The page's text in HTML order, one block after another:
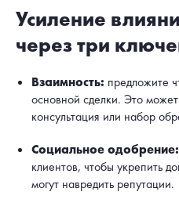
Усиление
через три
Взаимность: предложите
основной сделки. Это
консультация или набор
Социальное одобрение:
клиентов, чтобы укрепить
могут навредить репутации.